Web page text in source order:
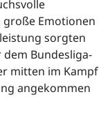
Emotionen
sorgten
dem Bundesliga-
mitten im Kampf
angekommen